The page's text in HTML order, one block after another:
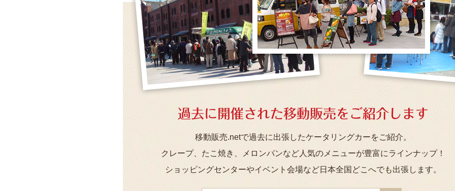
過去に開催された移動販売をご紹介します
移動販売.netで過去に出張したケータリングカーをご紹介。
クレープ、たこ焼き、メロンパンなど人気のメニューが豊富にラインナップ！
ショッピングセンターやイベント会場など日本全国どこへでも出張します。